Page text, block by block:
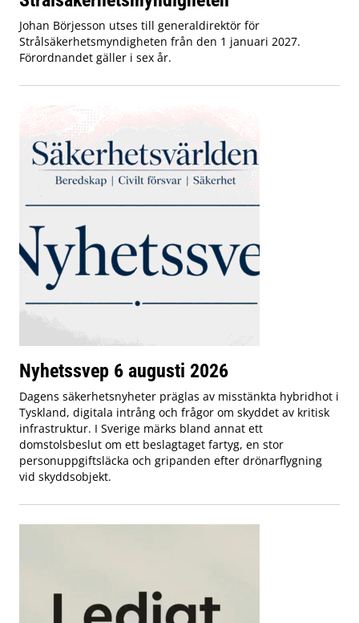
Johan Börjesson utses till generaldirektör för
Strålsäkerhetsmyndigheten från den 1 januari 2027.
Förordnandet gäller i sex år.
Nyhetssvep 6 augusti 2026
Dagens säkerhetsnyheter präglas av misstänkta hybridhot i
Tyskland, digitala intrång och frågor om skyddet av kritisk
infrastruktur. I Sverige märks bland annat ett
domstolsbeslut om ett beslagtaget fartyg, en stor
personuppgiftsläcka och gripanden efter drönarflygning
vid skyddsobjekt.